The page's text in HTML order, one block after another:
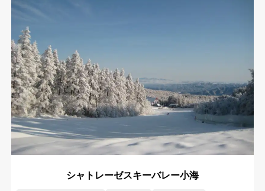
シャトレーゼスキーバレー小海